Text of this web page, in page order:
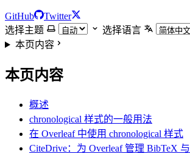
GitHub
Twitter
选择主题
选择语言
本页内容
本页内容
概述
chronological 样式的一般用法
在 Overleaf 中使用 chronological 样式
CiteDrive：为 Overleaf 管理 BibTeX